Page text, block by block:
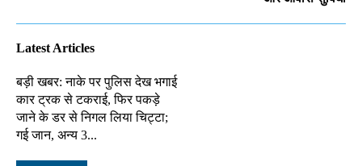
Latest Articles
बड़ी खबर: नाके पर पुलिस देख भगाई
कार ट्रक से टकराई, फिर पकड़े
जाने के डर से निगल लिया चिट्टा;
गई जान, अन्य 3...